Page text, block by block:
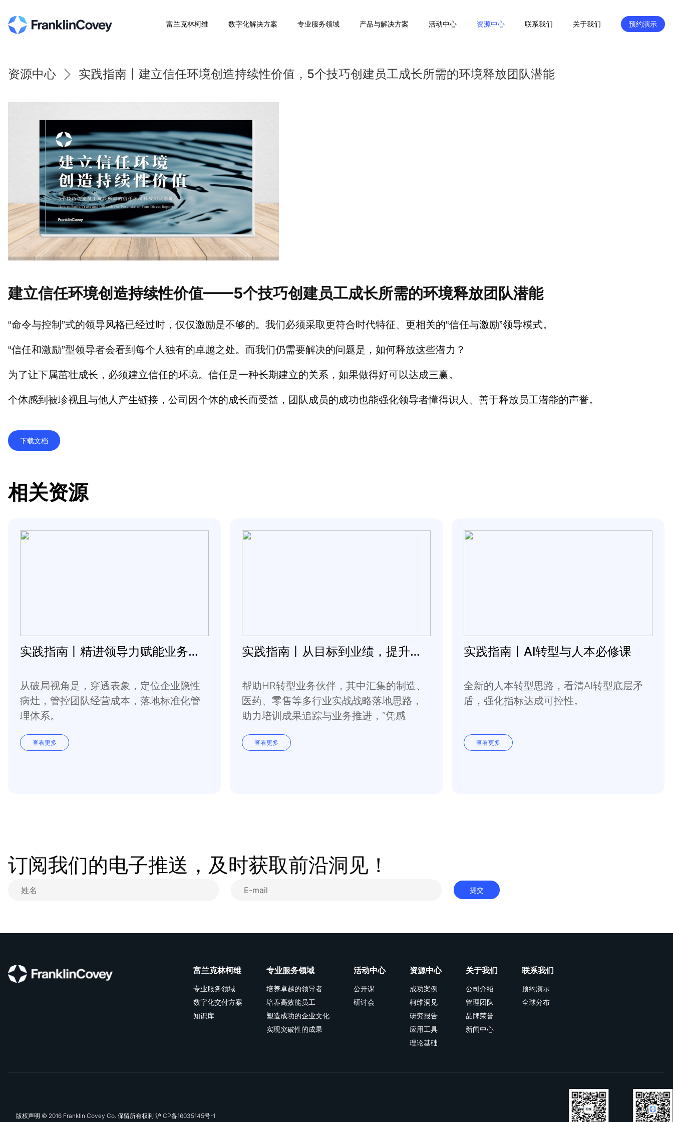
预约演示
关于我们
联系我们
资源中心
活动中心
产品与解决方案
专业服务领域
数字化解决方案
富兰克林柯维
资源中心 实践指南丨建立信任环境创造持续性价值，5个技巧创建员工成长所需的环境释放团队潜能
建立信任环境创造持续性价值——5个技巧创建员工成长所需的环境释放团队潜能
“命令与控制”式的领导风格已经过时，仅仅激励是不够的。我们必须采取更符合时代特征、更相关的“信任与激励”领导模式。
“信任和激励”型领导者会看到每个人独有的卓越之处。而我们仍需要解决的问题是，如何释放这些潜力？
为了让下属茁壮成长，必须建立信任的环境。信任是一种长期建立的关系，如果做得好可以达成三赢。
个体感到被珍视且与他人产生链接，公司因个体的成长而受益，团队成员的成功也能强化领导者懂得识人、善于释放员工潜能的声誉。
下载文档
相关资源
实践指南丨精进领导力赋能业务变革常态化
从破局视角是，穿透表象，定位企业隐性
病灶，管控团队经营成本，落地标准化管
理体系。
查看更多
实践指南丨从目标到业绩，提升达成可控性
帮助HR转型业务伙伴，其中汇集的制造、
医药、零售等多行业实战战略落地思路，
助力培训成果追踪与业务推进，“凭感
然。查看更多
实践指南丨AI转型与人本必修课
全新的人本转型思路，看清AI转型底层矛
盾，强化指标达成可控性。
查看更多
订阅我们的电子推送，及时获取前沿洞见！
提交
富兰克林柯维
专业服务领域
数字化交付方案
知识库
专业服务领域
培养卓越的领导者
培养高效能员工
塑造成功的企业文化
实现突破性的成果
活动中心
公开课
研讨会
资源中心
成功案例
柯维洞见
研究报告
应用工具
理论基础
关于我们
公司介绍
管理团队
品牌荣誉
新闻中心
联系我们
预约演示
全球分布
版权声明 © 2016 Franklin Covey Co. 保留所有权利 沪ICP备16035145号-1